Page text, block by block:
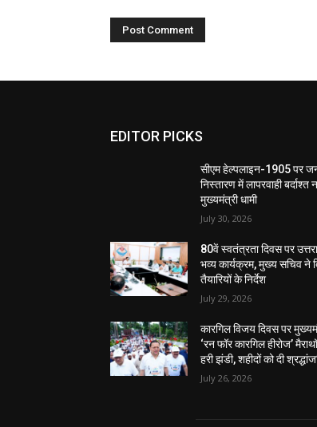
EDITOR PICKS
सीएम हेल्पलाइन-1905 पर
निस्तारण में लापरवाही बर्दाश्त
मुख्यमंत्री धामी
July 30, 2026
80वें स्वतंत्रता दिवस पर
भव्य कार्यक्रम, मुख्य सचिव ने
तैयारियों के निर्देश
July 29, 2026
कारगिल विजय दिवस पर
‘रन फॉर कारगिल हीरोज’
हरी झंडी, शहीदों को दी
July 26, 2026